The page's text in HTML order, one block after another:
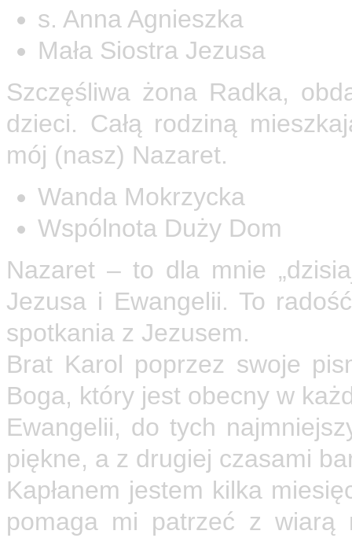
s. Anna Agnieszka
Mała Siostra Jezusa
Szczęśliwa żona Radka,
dzieci. Całą rodziną
mój (nasz) Nazaret.
Wanda Mokrzycka
Wspólnota Duży Dom
Nazaret – to dla mnie
Jezusa i Ewangelii. To
spotkania z Jezusem.
Brat Karol poprzez swoje
Boga, który jest obecny w
Ewangelii, do tych
piękne, a z drugiej czasami
Kapłanem jestem kilka
pomaga mi patrzeć z wiarą